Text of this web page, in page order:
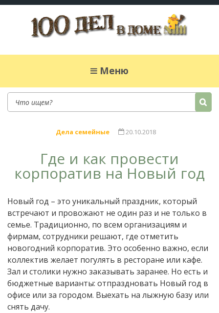
простые рецепты.Меню
Дела семейные 20.10.2018
Где и как провести
корпоратив на Новый год
Новый год – это уникальный праздник, который
встречают и провожают не один раз и не только в
семье. Традиционно, по всем организациям и
фирмам, сотрудники решают, где отметить
новогодний корпоратив. Это особенно важно, если
коллектив желает погулять в ресторане или кафе.
Зал и столики нужно заказывать заранее. Но есть и
бюджетные варианты: отпраздновать Новый год в
офисе или за городом. Выехать на лыжную базу или
снять дачу.